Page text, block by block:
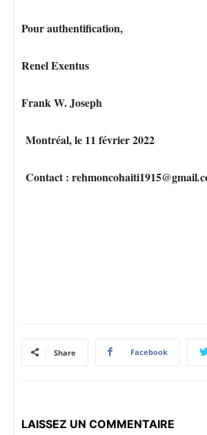
Pour authentification,
Renel Exentus
Frank W. Joseph
Montréal, le 11 février 2022
Contact : rehmoncohaiti1915@gmail.
Share Facebook
LAISSEZ UN COMMENTAIRE